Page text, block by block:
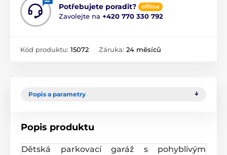
Potřebujete poradit? offline
Zavolejte na +420 770 330 792
Kód produktu: 15072 Záruka: 24 měsíců
Popis a parametry
Popis produktu
Dětská parkovací garáž s pohyblivým